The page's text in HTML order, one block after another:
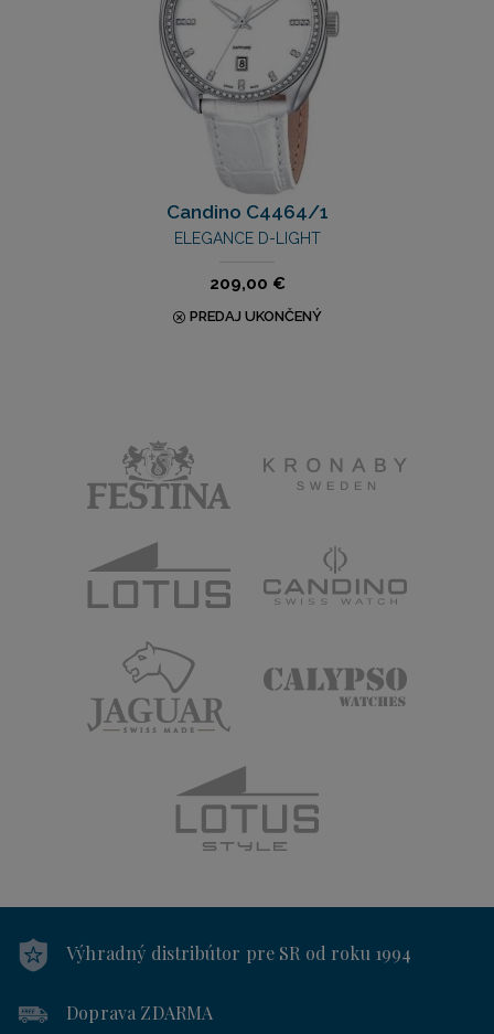
Candino C4464/1
ELEGANCE D-LIGHT
209,00 €
PREDAJ UKONČENÝ
Výhradný distribútor pre SR od roku 1994
Doprava ZDARMA